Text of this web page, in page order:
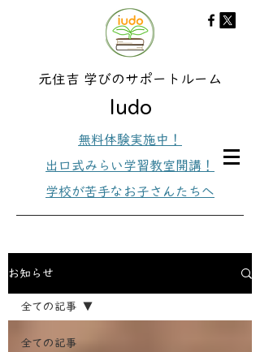
元住吉 学びのサポートルーム
ludo
無料体験実施中！
出口式みらい学習教室開講！
学校が苦手なお子さんたちへ
お知らせ
全ての記事
全ての記事